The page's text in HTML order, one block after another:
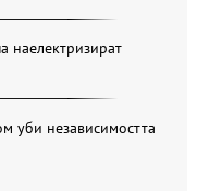
наелектризират
уби независимостта